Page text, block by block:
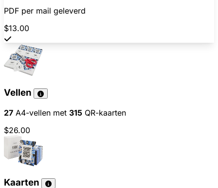
PDF per mail geleverd
$13.00
Vellen
27 A4-vellen met 315 QR-kaarten
$26.00
Kaarten